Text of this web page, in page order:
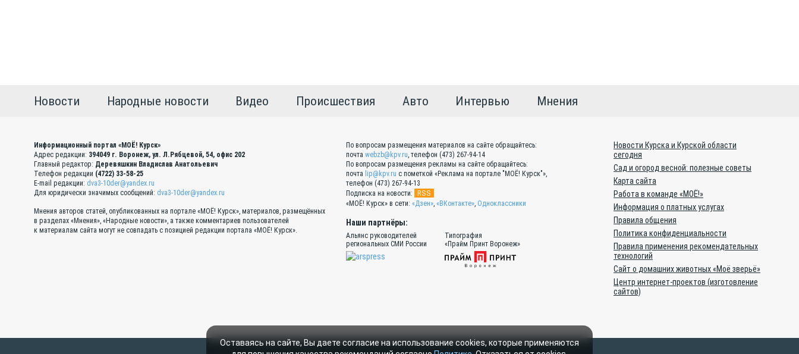
Новости Народные новости Видео Происшествия Авто Интервью Мнения
Информационный портал «МОЁ! Курск»
Адрес редакции: 394049 г. Воронеж, ул. Л.Рябцевой, 54, офис 202
Главный редактор: Деревяшкин Владислав Анатольевич
Телефон редакции (4722) 33-58-25
E-mail редакции: dva3-10der@yandex.ru
Для юридически значимых сообщений: dva3-10der@yandex.ru
Мнения авторов статей, опубликованных на портале «МОЁ! Курск», материалов, размещённых
в разделах «Мнения», «Народные новости», а также комментариев пользователей
к материалам сайта могут не совпадать с позицией редакции портала «МОЁ! Курск».
По вопросам размещения материалов на сайте обращайтесь:
почта webzb@kpv.ru, телефон (473) 267-94-14
По вопросам размещения рекламы на сайте обращайтесь:
почта lip@kpv.ru с пометкой «Реклама на портале "МОЁ! Курск"»,
телефон (473) 267-94-13
Подписка на новости:
RSS
«МОЁ! Курск» в сети: «Дзен», «ВКонтакте», Одноклассники
Наши партнёры:
Альянс руководителей
региональных СМИ России
Типография
«Прайм Принт Воронеж»
Новости Курска и Курской области
сегодня
Сад и огород весной: полезные советы
Карта сайта
Работа в команде «МОЁ!»
Информация о платных услугах
Правила общения
Политика конфиденциальности
Правила применения рекомендательных
технологий
Сайт о домашних животных «Моё зверьё»
Центр интернет-проектов (изготовление
сайтов)
Оставаясь на сайте, Вы даете согласие на использование cookies, которые применяются